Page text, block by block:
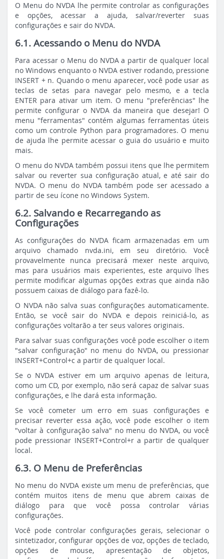
O Menu do NVDA lhe permite controlar as configurações
e opções, acessar a ajuda, salvar/reverter suas
configurações e sair do NVDA.
6.1. Acessando o Menu do NVDA
Para acessar o Menu do NVDA a partir de qualquer local
no Windows enquanto o NVDA estiver rodando, pressione
INSERT + n. Quando o menu aparecer, você pode usar as
teclas de setas para navegar pelo mesmo, e a tecla
ENTER para ativar um item. O menu "preferências" lhe
permite configurar o NVDA da maneira que desejar! O
menu "ferramentas" contém algumas ferramentas úteis
como um controle Python para programadores. O menu
de ajuda lhe permite acessar o guia do usuário e muito
mais.
O menu do NVDA também possui itens que lhe permitem
salvar ou reverter sua configuração atual, e até sair do
NVDA. O menu do NVDA também pode ser acessado a
partir de seu ícone no Windows System.
6.2. Salvando e Recarregando as
Configurações
As configurações do NVDA ficam armazenadas em um
arquivo chamado nvda.ini, em seu diretório. Você
provavelmente nunca precisará mexer neste arquivo,
mas para usuários mais experientes, este arquivo lhes
permite modificar algumas opções extras que ainda não
possuem caixas de diálogo para fazê-lo.
O NVDA não salva suas configurações automaticamente.
Então, se você sair do NVDA e depois reiniciá-lo, as
configurações voltarão a ter seus valores originais.
Para salvar suas configurações você pode escolher o item
"salvar configuração" no menu do NVDA, ou pressionar
INSERT+Control+c a partir de qualquer local.
Se o NVDA estiver em um arquivo apenas de leitura,
como um CD, por exemplo, não será capaz de salvar suas
configurações, e lhe dará esta informação.
Se você cometer um erro em suas configurações e
precisar reverter essa ação, você pode escolher o item
"voltar à configuração salva" no menu do NVDA, ou você
pode pressionar INSERT+Control+r a partir de qualquer
local.
6.3. O Menu de Preferências
No menu do NVDA existe um menu de preferências, que
contém muitos itens de menu que abrem caixas de
diálogo para que você possa controlar várias
configurações.
Você pode controlar configurações gerais, selecionar o
sintetizador, configurar opções de voz, opções de teclado,
opções de mouse, apresentação de objetos,